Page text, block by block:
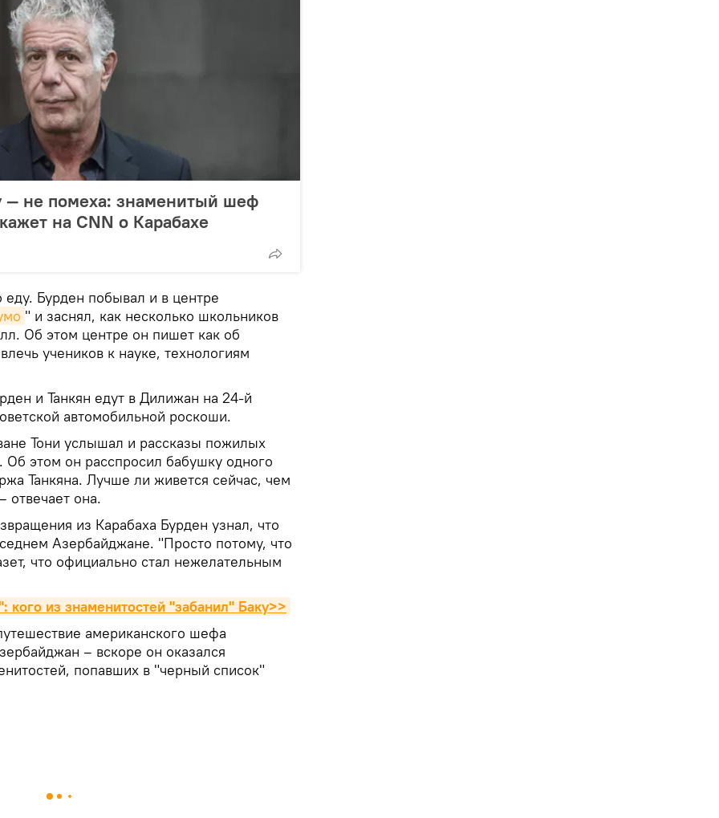
— не помеха: знаменитый шеф
на CNN о Карабахе
Бурден побывал и в центре
" и заснял, как несколько школьников
Об этом центре он пишет как об
учеников к науке, технологиям
и Танкян едут в Дилижан на 24-й
автомобильной роскоши.
Тони услышал и рассказы пожилых
Об этом он расспросил бабушку одного
Танкяна. Лучше ли живется сейчас, чем
отвечает она.
из Карабаха Бурден узнал, что
Азербайджане. "Просто потому, что
что официально стал нежелательным
из знаменитостей "забанил" Баку>>
американского шефа
– вскоре он оказался
попавших в "черный список"